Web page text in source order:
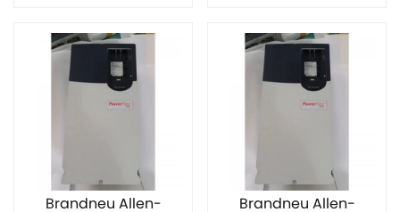
Brandneu Allen-
Brandneu Allen-